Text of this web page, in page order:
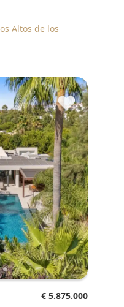
Altos de los
♥
€ 5.875.000